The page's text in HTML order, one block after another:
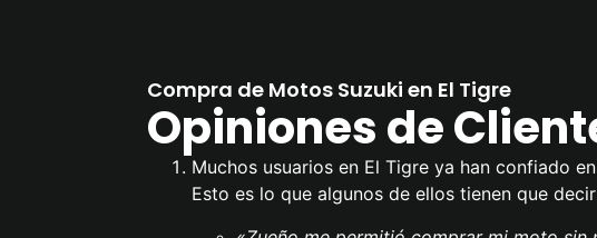
Compra de Motos Suzuki en El Tigre
Opiniones de
Muchos usuarios en El Tigre ya han confiado
Esto es lo que algunos de ellos tienen que